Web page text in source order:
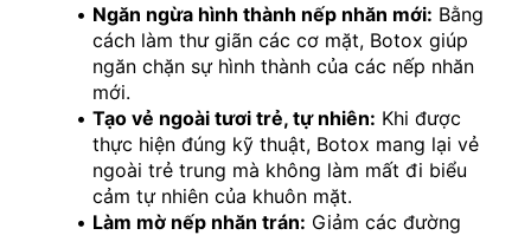
Ngăn ngừa hình thành nếp nhăn mới: Bằng
cách làm thư giãn các cơ mặt, Botox giúp
ngăn chặn sự hình thành của các nếp nhăn
mới.
Tạo vẻ ngoài tươi trẻ, tự nhiên: Khi được
thực hiện đúng kỹ thuật, Botox mang lại vẻ
ngoài trẻ trung mà không làm mất đi biểu
cảm tự nhiên của khuôn mặt.
Làm mờ nếp nhăn trán: Giảm các đường